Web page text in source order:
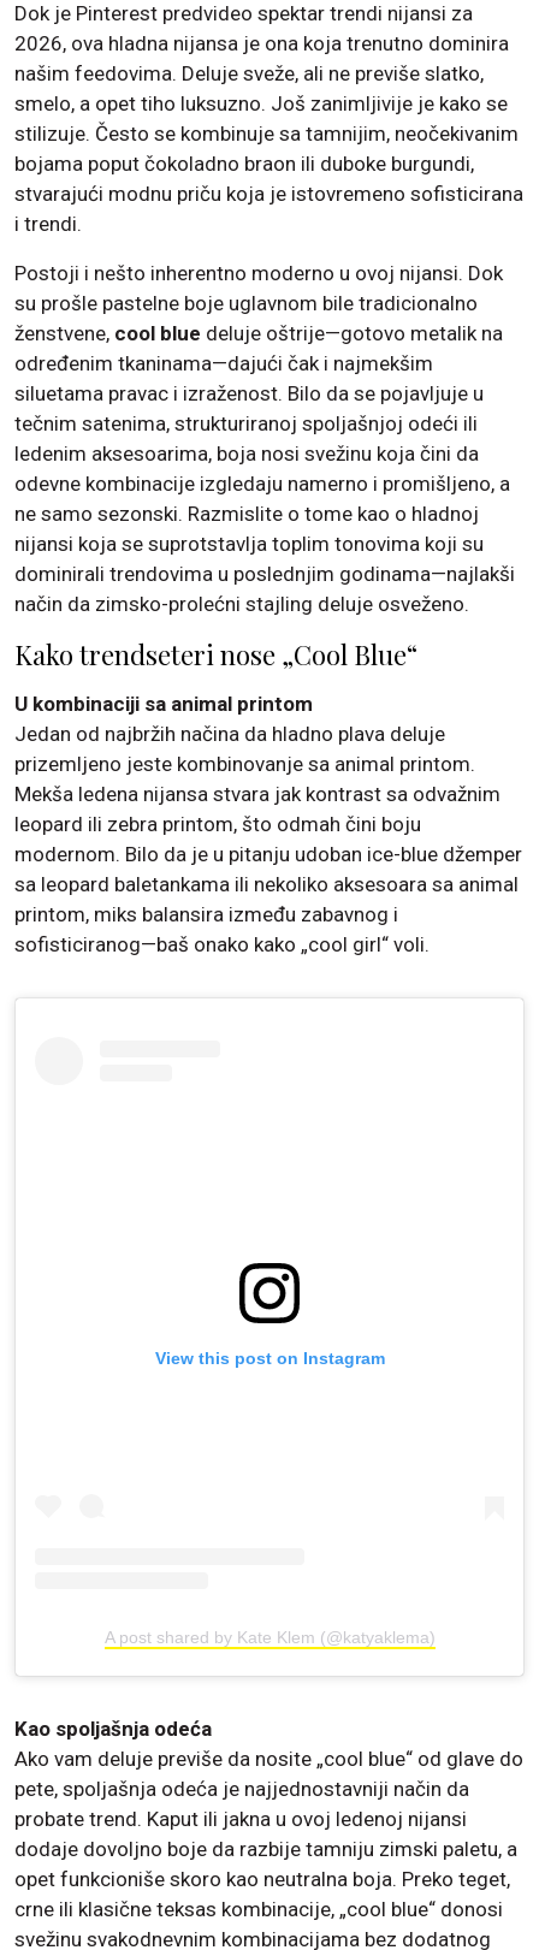
Dok je Pinterest predvideo spektar trendi nijansi za
2026, ova hladna nijansa je ona koja trenutno dominira
našim feedovima. Deluje sveže, ali ne previše slatko,
smelo, a opet tiho luksuzno. Još zanimljivije je kako se
stilizuje. Često se kombinuje sa tamnijim, neočekivanim
bojama poput čokoladno braon ili duboke burgundi,
stvarajući modnu priču koja je istovremeno sofisticirana
i trendi.
Postoji i nešto inherentno moderno u ovoj nijansi. Dok
su prošle pastelne boje uglavnom bile tradicionalno
ženstvene, cool blue deluje oštrije—gotovo metalik na
određenim tkaninama—dajući čak i najmekšim
siluetama pravac i izraženost. Bilo da se pojavljuje u
tečnim satenima, strukturiranoj spoljašnjoj odeći ili
ledenim aksesoarima, boja nosi svežinu koja čini da
odevne kombinacije izgledaju namerno i promišljeno, a
ne samo sezonski. Razmislite o tome kao o hladnoj
nijansi koja se suprotstavlja toplim tonovima koji su
dominirali trendovima u poslednjim godinama—najlakši
način da zimsko-prolećni stajling deluje osveženo.
Kako trendseteri nose „Cool Blue“
U kombinaciji sa animal printom
Jedan od najbržih načina da hladno plava deluje
prizemljeno jeste kombinovanje sa animal printom.
Mekša ledena nijansa stvara jak kontrast sa odvažnim
leopard ili zebra printom, što odmah čini boju
modernom. Bilo da je u pitanju udoban ice-blue džemper
sa leopard baletankama ili nekoliko aksesoara sa animal
printom, miks balansira između zabavnog i
sofisticiranog—baš onako kako „cool girl“ voli.
View this post on Instagram
A post shared by Kate Klem (@katyaklema)
Kao spoljašnja odeća
Ako vam deluje previše da nosite „cool blue“ od glave do
pete, spoljašnja odeća je najjednostavniji način da
probate trend. Kaput ili jakna u ovoj ledenoj nijansi
dodaje dovoljno boje da razbije tamniju zimski paletu, a
opet funkcioniše skoro kao neutralna boja. Preko teget,
crne ili klasične teksas kombinacije, „cool blue“ donosi
svežinu svakodnevnim kombinacijama bez dodatnog